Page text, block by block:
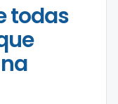
todas